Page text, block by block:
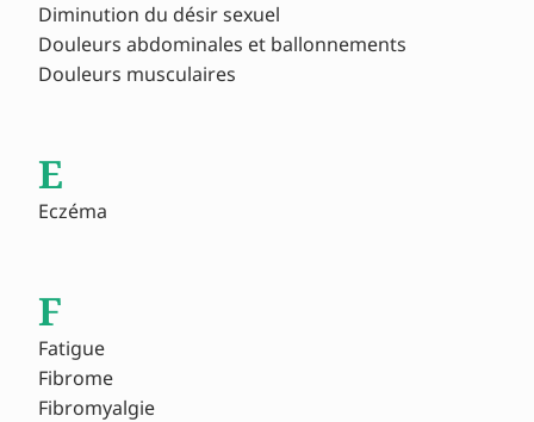
Diminution du désir sexuel
Douleurs abdominales et ballonnements
Douleurs musculaires
E
Eczéma
F
Fatigue
Fibrome
Fibromyalgie